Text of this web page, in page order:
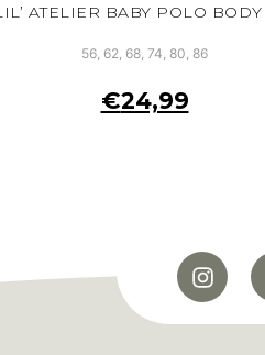
56, 62, 68, 74, 80, 86
€24,99